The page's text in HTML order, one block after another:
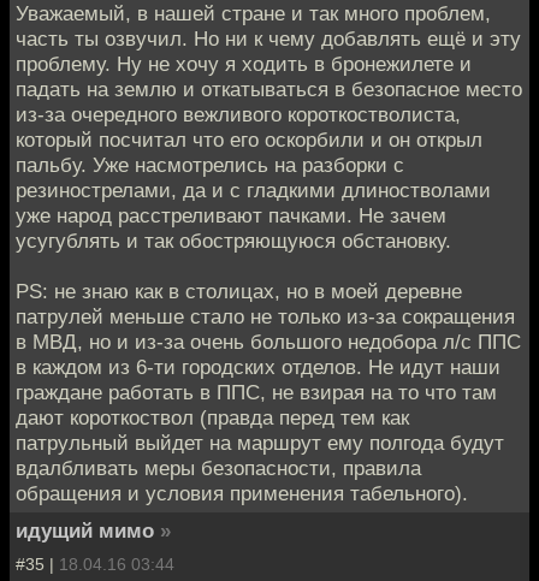
Уважаемый, в нашей стране и так много проблем,
часть ты озвучил. Но ни к чему добавлять ещё и эту
проблему. Ну не хочу я ходить в бронежилете и
падать на землю и откатываться в безопасное место
из-за очередного вежливого короткостволиста,
который посчитал что его оскорбили и он открыл
пальбу. Уже насмотрелись на разборки с
резинострелами, да и с гладкими длиностволами
уже народ расстреливают пачками. Не зачем
усугублять и так обостряющуюся обстановку.
PS: не знаю как в столицах, но в моей деревне
патрулей меньше стало не только из-за сокращения
в МВД, но и из-за очень большого недобора л/с ППС
в каждом из 6-ти городских отделов. Не идут наши
граждане работать в ППС, не взирая на то что там
дают короткоствол (правда перед тем как
патрульный выйдет на маршрут ему полгода будут
вдалбливать меры безопасности, правила
обращения и условия применения табельного).
идущий мимо »
#35 | 18.04.16 03:44